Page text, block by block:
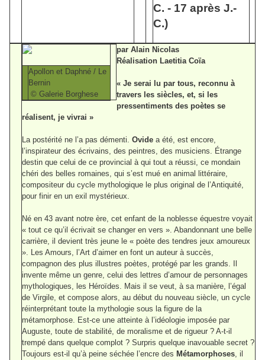
C. - 17 après J.-
C.)
Apollon et Daphné / Le
Bernin
© Galerie Borghese
par Alain Nicolas
Réalisation Laetitia Coïa
« Je serai lu par tous, reconnu à
travers les siècles, et, si les
pressentiments des poètes se
réalisent, je vivrai »
La postérité ne l’a pas démenti. Ovide a été, est encore,
l’inspirateur des écrivains, des peintres, des musiciens. Étrange
destin que celui de ce provincial à qui tout a réussi, ce mondain
chéri des belles romaines, qui s’est mué en animal littéraire,
compositeur du cycle mythologique le plus original de l’Antiquité,
pour finir en un exil mystérieux.
Né en 43 avant notre ère, cet enfant de la noblesse équestre voyait
« tout ce qu’il écrivait se changer en vers ». Abandonnant une belle
carrière, il devient très jeune le « poète des tendres jeux amoureux
». Les Amours, l’Art d’aimer en font un auteur à succès,
compagnon des plus illustres poètes, protégé par les grands. Il
invente même un genre, celui des lettres d’amour de personnages
mythologiques, les Héroïdes. Mais il se veut, à sa manière, l’égal
de Virgile, et compose alors, au début du nouveau siècle, un cycle
réinterprétant toute la mythologie sous la figure de la
métamorphose. Est-ce une atteinte à l’idéologie imposée par
Auguste, toute de stabilité, de moralisme et de rigueur ? A-t-il
trempé dans quelque complot ? Surpris quelque inavouable secret ?
Toujours est-il qu’à peine séchée l’encre des Métamorphoses, il